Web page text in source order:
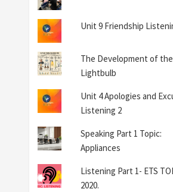
Unit 9 Friendship
The Development of the
Lightbulb
Unit 4 Apologies and
Listening 2
Speaking Part 1 Topic:
Appliances
Listening Part 1- ETS
2020.